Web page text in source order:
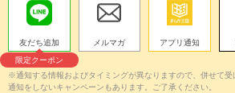
友だち追加
限定クーポン
メルマガ アプリ通知
※通知する情報およびタイミングが異なりますので、併せて
通知をしないキャンペーンもあります。ご了承ください。